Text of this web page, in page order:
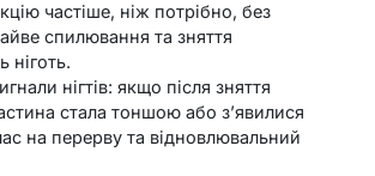
частіше, ніж потрібно, без
спилювання та зняття
ніготь.
нігтів: якщо після зняття
стала тоншою або з’явилися
на перерву та відновлювальний